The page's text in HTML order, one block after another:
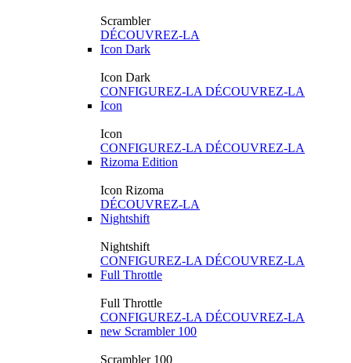
Scrambler
DÉCOUVREZ-LA
Icon Dark
Icon Dark
CONFIGUREZ-LA DÉCOUVREZ-LA
Icon
Icon
CONFIGUREZ-LA DÉCOUVREZ-LA
Rizoma Edition
Icon Rizoma
DÉCOUVREZ-LA
Nightshift
Nightshift
CONFIGUREZ-LA DÉCOUVREZ-LA
Full Throttle
Full Throttle
CONFIGUREZ-LA DÉCOUVREZ-LA
new Scrambler 100
Scrambler 100